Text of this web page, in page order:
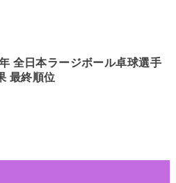
全日本ラージボール卓球選手
最終順位